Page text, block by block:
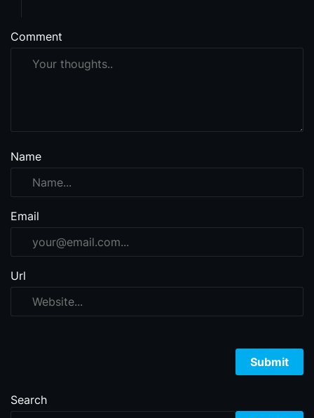
Comment
Name
Email
Url
Search